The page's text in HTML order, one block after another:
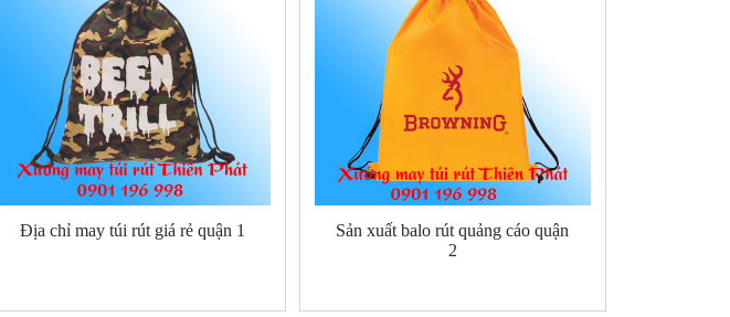
Địa chỉ may túi rút giá rẻ quận 1
Sản xuất balo rút quảng cáo quận
2